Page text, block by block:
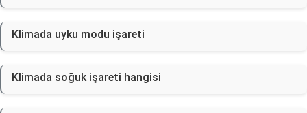
Klimada uyku modu işareti
Klimada soğuk işareti hangisi